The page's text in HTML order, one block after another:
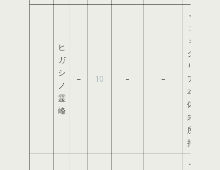
ヒ
ガ
シ
ノ
霊
峰
– 10 – –
＜
１
＞
ク
リ
ア
本
体
未
所
持
＜